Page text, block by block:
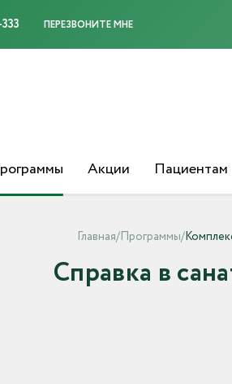
ПЕРЕЗВОНИТЕ МНЕ
Акции Пациентам
Главная/Программы/
Справка в